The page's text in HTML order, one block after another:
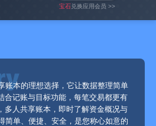
宝石兑换应用会员 >>
账本的理想选择，它让数据整理简单
合记账与目标功能，每笔交易都更有
多人共享账本，即时了解资金概况与
简单、便捷、安全，是您称心如意的